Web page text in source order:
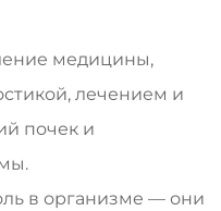
медицины,
лечением и
почек и
в организме — они